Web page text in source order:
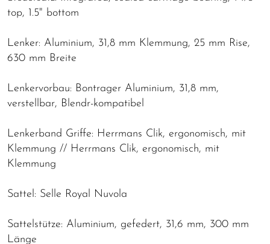
top, 1.5" bottom
Lenker: Aluminium, 31,8 mm Klemmung, 25 mm Rise,
630 mm Breite
Lenkervorbau: Bontrager Aluminium, 31,8 mm,
verstellbar, Blendr-kompatibel
Lenkerband Griffe: Herrmans Clik, ergonomisch, mit
Klemmung // Herrmans Clik, ergonomisch, mit
Klemmung
Sattel: Selle Royal Nuvola
Sattelstütze: Aluminium, gefedert, 31,6 mm, 300 mm
Länge